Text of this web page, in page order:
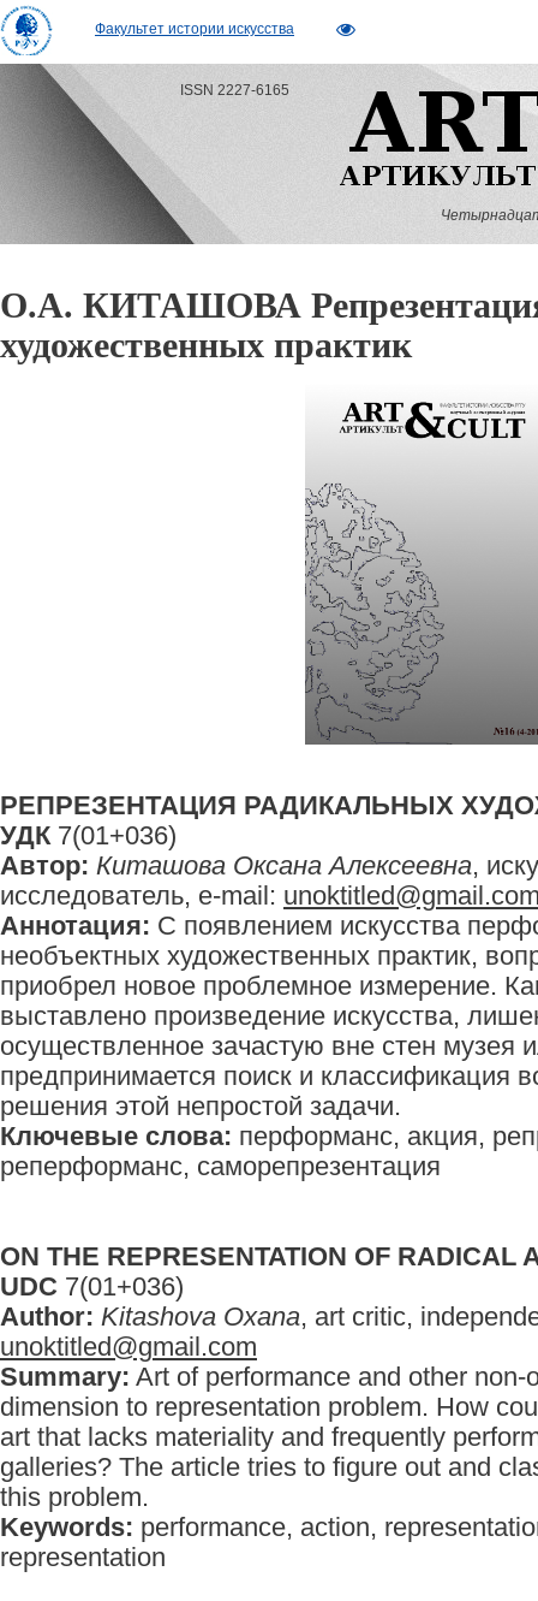
Факультет истории искусства
ISSN 2227-6165
О.А. КИТАШОВА
художественных практик
РЕПРЕЗЕНТАЦИЯ РАДИКАЛЬНЫХ
УДК7(01+036)
Автор: Киташова Оксана Алексеевна,
исследователь, e-mail:
Аннотация: С появлением искусства
необъектных художественных практик,
приобрел новое проблемное измерение.
выставлено произведение искусства,
осуществленное зачастую вне стен музея
предпринимается поиск и классификация
решения этой непростой задачи.
Ключевые слова: перформанс, акция,
реперформанс, саморепрезентация
ON THE REPRESENTATION OF RADICAL
UDC 7(01+036)
Author: Kitashova Oxana, art critic,
unoktitled@gmail.com
Summary: Art of performance and other
dimension to representation problem. How
art that lacks materiality and frequently
galleries? The article tries to figure out and
this problem.
Keywords: performance, action,
representation